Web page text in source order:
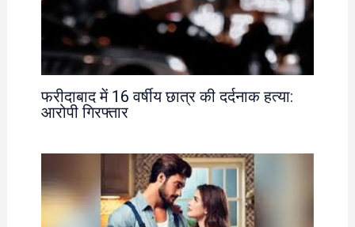
फरीदाबाद में 16 वर्षीय छात्र की दर्दनाक हत्या:
आरोपी गिरफ्तार